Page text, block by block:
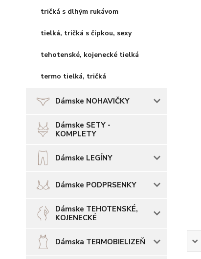
tričká s dlhým rukávom
tielká, tričká s čipkou, sexy
tehotenské, kojenecké tielká
termo tielká, tričká
Dámske NOHAVIČKY
Dámske SETY -
KOMPLETY
Dámske LEGÍNY
Dámske PODPRSENKY
Dámske TEHOTENSKÉ,
KOJENECKÉ
Dámska TERMOBIELIZEŇ